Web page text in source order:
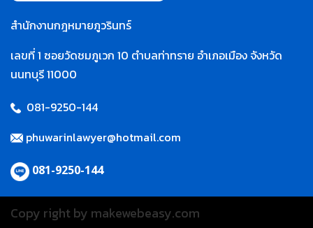
สำนักงานกฎหมายภูวรินทร์
เลขที่ 1 ซอยวัดชมภูเวก 10 ตำบลท่าทราย อำเภอเมือง จังหวัด
นนทบุรี 11000
081-9250-144
phuwarinlawyer@hotmail.com
081-9250-144
Copy right by makewebeasy.com